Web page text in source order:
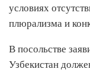
условиях
плюрализма и
В посольстве
Узбекистан